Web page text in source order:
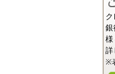
ク
銀
様
詳
※